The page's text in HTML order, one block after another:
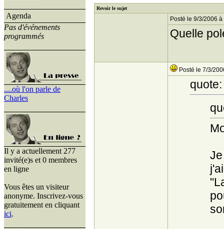
Agenda
Pas d'événements
programmés
....où l'on parle de
Charles
Il y a actuellement 277
invité(e)s et 0 membres
en ligne
Vous êtes un visiteur
anonyme. Inscrivez-vous
gratuitement en cliquant
ici.
Revoir le sujet
Posté le 9/3/2006
Quelle
Posté le 7/3/
quote: